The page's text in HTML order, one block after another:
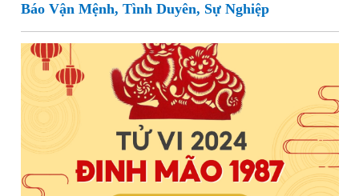
Báo Vận Mệnh, Tình Duyên, Sự Nghiệp